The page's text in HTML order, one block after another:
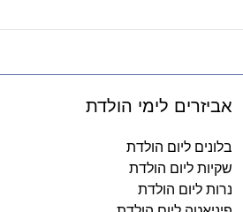
אביזרים לימי הולדת
בלונים ליום הולדת
שקיות ליום הולדת
נרות ליום הולדת